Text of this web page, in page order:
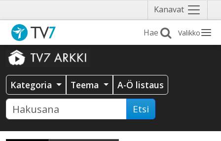
Kanavat Näytä
valikko
Valikko
Kategoria Teema A-Ö listaus
Etsi